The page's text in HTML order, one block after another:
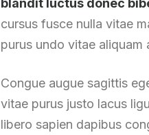
blandit luctus donec
cursus fusce nulla vitae
purus undo vitae aliquam
Congue augue sagittis
vitae purus justo lacus
libero sapien dapibus